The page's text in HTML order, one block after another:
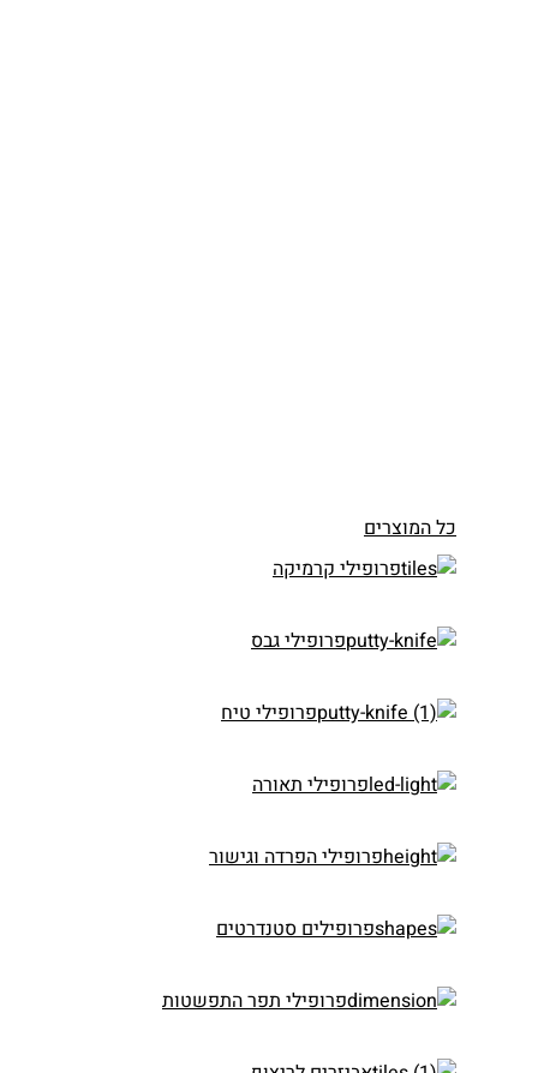
כל המוצרים
פרופילי קרמיקה
פרופילי גבס
פרופילי טיח
פרופילי תאורה
פרופילי הפרדה וגישור
פרופילים סטנדרטים
פרופילי תפר התפשטות